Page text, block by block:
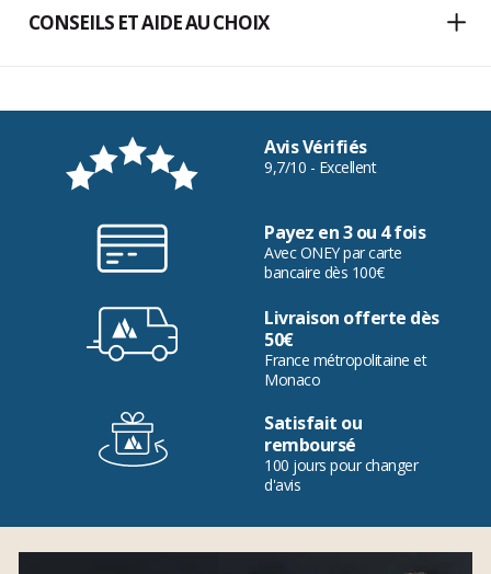
CONSEILS ET AIDE AU CHOIX
Avis Vérifiés
9,7/10 - Excellent
Payez en 3 ou 4 fois
Avec ONEY par carte
bancaire dès 100€
Livraison offerte dès
50€
France métropolitaine et
Monaco
Satisfait ou
remboursé
100 jours pour changer
d'avis